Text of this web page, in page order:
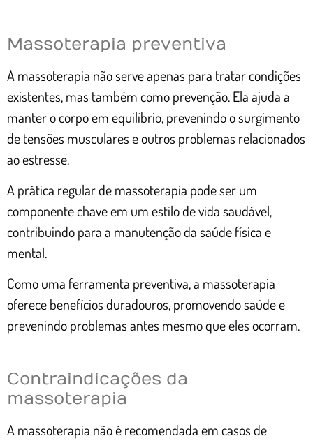
Massoterapia preventiva
A massoterapia não serve apenas para tratar condições
existentes, mas também como prevenção. Ela ajuda a
manter o corpo em equilíbrio, prevenindo o surgimento
de tensões musculares e outros problemas relacionados
ao estresse.
A prática regular de massoterapia pode ser um
componente chave em um estilo de vida saudável,
contribuindo para a manutenção da saúde física e
mental.
Como uma ferramenta preventiva, a massoterapia
oferece benefícios duradouros, promovendo saúde e
prevenindo problemas antes mesmo que eles ocorram.
Contraindicações da
massoterapia
A massoterapia não é recomendada em casos de